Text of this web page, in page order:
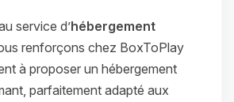
service d’hébergement
renforçons chez BoxToPlay
à proposer un hébergement
parfaitement adapté aux